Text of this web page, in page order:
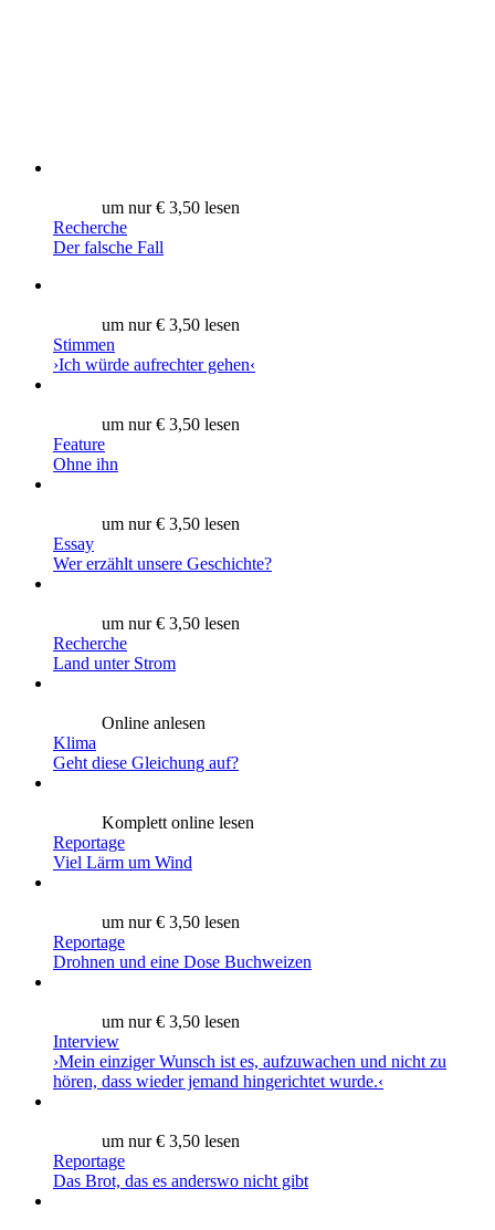
um nur € 3,50 lesen
Recherche
Der falsche Fall
um nur € 3,50 lesen
Stimmen
›Ich würde aufrechter gehen‹
um nur € 3,50 lesen
Feature
Ohne ihn
um nur € 3,50 lesen
Essay
Wer erzählt unsere Geschichte?
um nur € 3,50 lesen
Recherche
Land unter Strom
Online anlesen
Klima
Geht diese Gleichung auf?
Komplett online lesen
Reportage
Viel Lärm um Wind
um nur € 3,50 lesen
Reportage
Drohnen und eine Dose Buchweizen
um nur € 3,50 lesen
Interview
›Mein einziger Wunsch ist es, aufzuwachen und nicht zu
hören, dass wieder jemand hingerichtet wurde.‹
um nur € 3,50 lesen
Reportage
Das Brot, das es anderswo nicht gibt